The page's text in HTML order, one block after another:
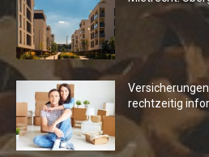
rechtzeitig